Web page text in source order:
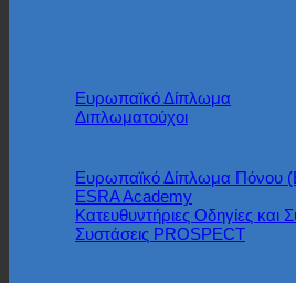
Ευρωπαϊκό Δίπλωμα
Διπλωματούχοι
Ευρωπαϊκό Δίπλωμα Πόνου
ESRA Academy
Κατευθυντήριες Οδηγίες και
Συστάσεις PROSPECT